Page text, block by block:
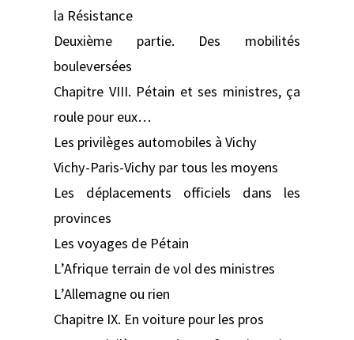
la Résistance
Deuxième partie. Des mobilités
bouleversées
Chapitre VIII. Pétain et ses ministres, ça
roule pour eux…
Les privilèges automobiles à Vichy
Vichy-Paris-Vichy par tous les moyens
Les déplacements officiels dans les
provinces
Les voyages de Pétain
L’Afrique terrain de vol des ministres
L’Allemagne ou rien
Chapitre IX. En voiture pour les pros